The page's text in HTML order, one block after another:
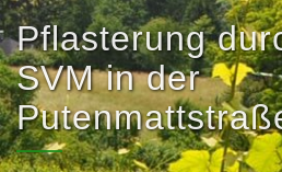
. Pflasterung
SVM in der